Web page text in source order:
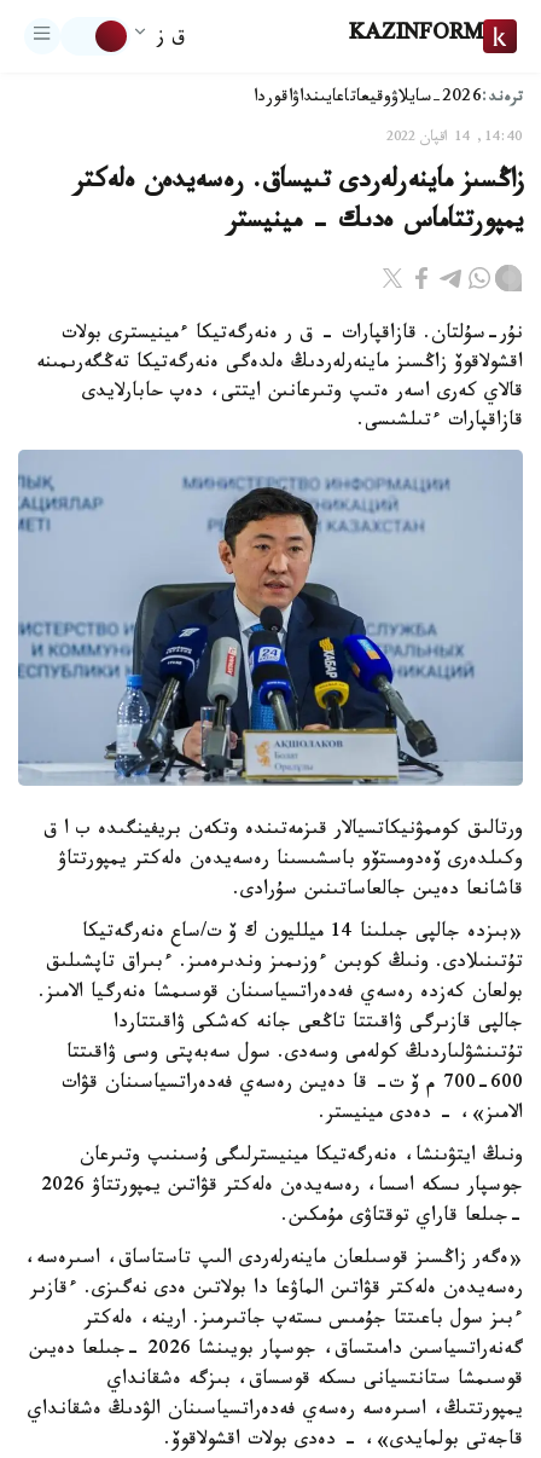
KAZINFORM ق ز
ترەند:2026-سايلاۋ وقيعاتاعايىنداۋاقوردا
14:40, 14 اقپان 2022
زاڭسىز ماينەرلەردى تىيساق. رەسەيدەن ەلەكتر
يمپورتتاماس ەدىك - مينيستر
نۇر-سۇلتان. قازاقپارات - ق ر ەنەرگەتيكا ءمينيسترى بولات
اقشولاقوۆ زاڭسىز ماينەرلەردىڭ ەلدەگى ەنەرگەتيكا تەڭگەرىمىنە
قالاي كەرى اسەر ەتىپ وتىرعانىن ايتتى، دەپ حابارلايدى
قازاقپارات ءتىلشىسى.
ورتالىق كوممۋنيكاتسيالار قىزمەتىندە وتكەن بريفينگىدە ب ا ق
وكىلدەرى ۆەدومستۆو باسشىسىنا رەسەيدەن ەلەكتر يمپورتتاۋ
قاشانعا دەيىن جالعاساتىنىن سۇرادى.
«بىزدە جالپى جىلىنا 14 ميلليون ك ۆ ت/ساع ەنەرگەتيكا
تۇتىنىلادى. ونىڭ كوبىن ءوزىمىز وندىرەمىز. ءبىراق تاپشىلىق
بولعان كەزدە رەسەي فەدەراتسياسىنان قوسىمشا ەنەرگيا الامىز.
جالپى قازىرگى ۋاقىتتا تاڭعى جانە كەشكى ۋاقىتتاردا
تۇتىنشۋلىاردىڭ كولەمى وسەدى. سول سەبەپتى وسى ۋاقىتتا
600-700 م ۆ ت- قا دەيىن رەسەي فەدەراتسياسىنان قۋات
الامىز»، - دەدى مينيستر.
ونىڭ ايتۋىنشا، ەنەرگەتيكا مينيسترلىگى ۇسىنىپ وتىرعان
جوسپار ىسكە اسسا، رەسەيدەن ەلەكتر قۋاتىن يمپورتتاۋ 2026
-جىلعا قاراي توقتاۋى مۇمكىن.
«ەگەر زاڭسىز قوسىلعان ماينەرلەردى الىپ تاستاساق، اسىرەسە،
رەسەيدەن ەلەكتر قۋاتىن الماۋعا دا بولاتىن ەدى نەگىزى. ءقازىر
ءبىز سول باعىتتا جۇمىس ىستەپ جاتىرمىز. ارينە، ەلەكتر
گەنەراتسياسىن دامىتساق، جوسپار بويىنشا 2026 -جىلعا دەيىن
قوسىمشا ستانتسيانى ىسكە قوسساق، بىزگە ەشقانداي
يمپورتتىڭ، اسىرەسە رەسەي فەدەراتسياسىنان الۋدىڭ ەشقانداي
قاجەتى بولمايدى»، - دەدى بولات اقشولاقوۆ.